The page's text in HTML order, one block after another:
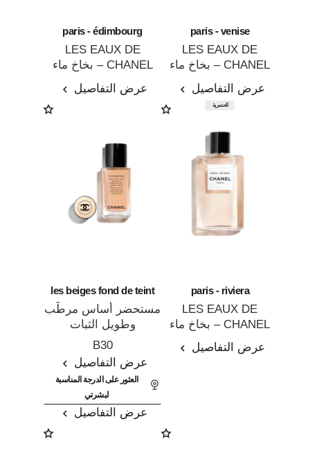
paris - venise
LES EAUX DE
CHANEL – بخاخ ماء
التواليت
عرض التفاصيل
paris - édimbourg
LES EAUX DE
CHANEL – بخاخ ماء
تواليت
عرض التفاصيل
paris - riviera
LES EAUX DE
CHANEL – بخاخ ماء
التواليت
الحصرية
عرض التفاصيل
les beiges fond de teint
مستحضر أساس مرطّب
وطويل الثبات
لإشراقة صحية وطبيعية
B30
عرض التفاصيل
العثور على الدرجة المناسبة
لبشرتي
عرض التفاصيل